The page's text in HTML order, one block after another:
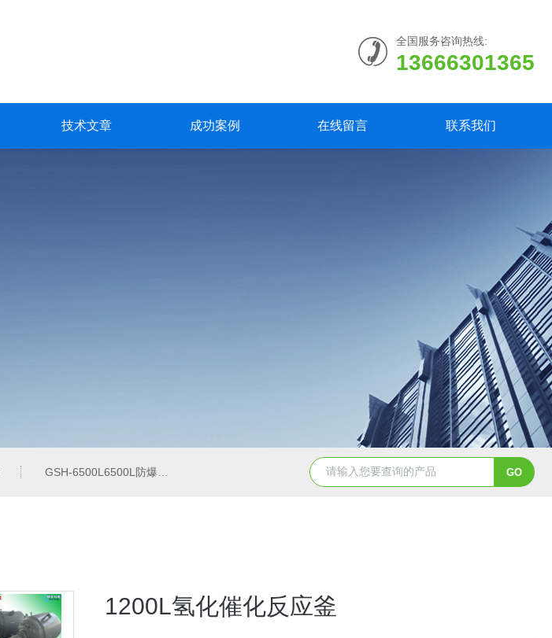
全国服务咨询热线:
13666301365
技术文章 成功案例 在线留言 联系我们
GSH-6500L6500L防爆加氢工业反应釜 GSH-0.5L0.5L不锈钢磁力密封聚酯反应釜
1200L氢化催化反应釜